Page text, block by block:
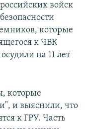
войск
которые
к ЧВК
на 11 лет
которые
и выяснили, что
к ГРУ. Часть